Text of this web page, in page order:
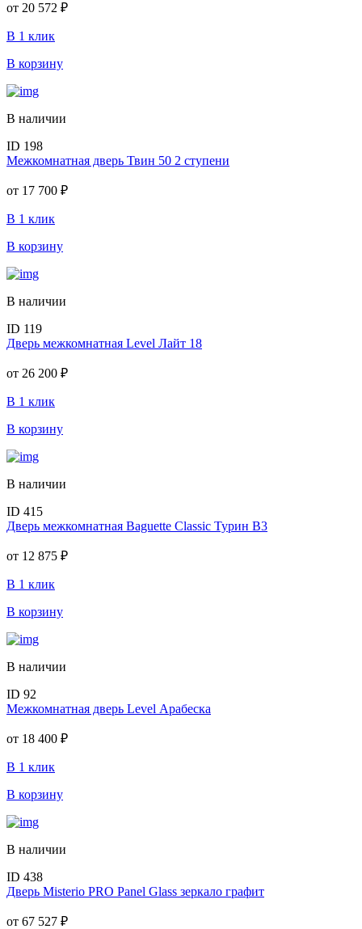
от 20 572 ₽
В 1 клик
В корзину
В наличии
ID 198
Межкомнатная дверь Твин 50 2 ступени
от 17 700 ₽
В 1 клик
В корзину
В наличии
ID 119
Дверь межкомнатная Level Лайт 18
от 26 200 ₽
В 1 клик
В корзину
В наличии
ID 415
Дверь межкомнатная Baguette Classic Турин В3
от 12 875 ₽
В 1 клик
В корзину
В наличии
ID 92
Межкомнатная дверь Level Арабеска
от 18 400 ₽
В 1 клик
В корзину
В наличии
ID 438
Дверь Misterio PRO Panel Glass зеркало графит
от 67 527 ₽